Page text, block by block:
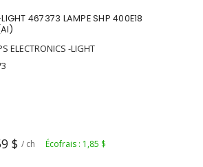
467373 LAMPE SHP 400E18
ELECTRONICS -LIGHT
$ / ch Écofrais : 1,85 $